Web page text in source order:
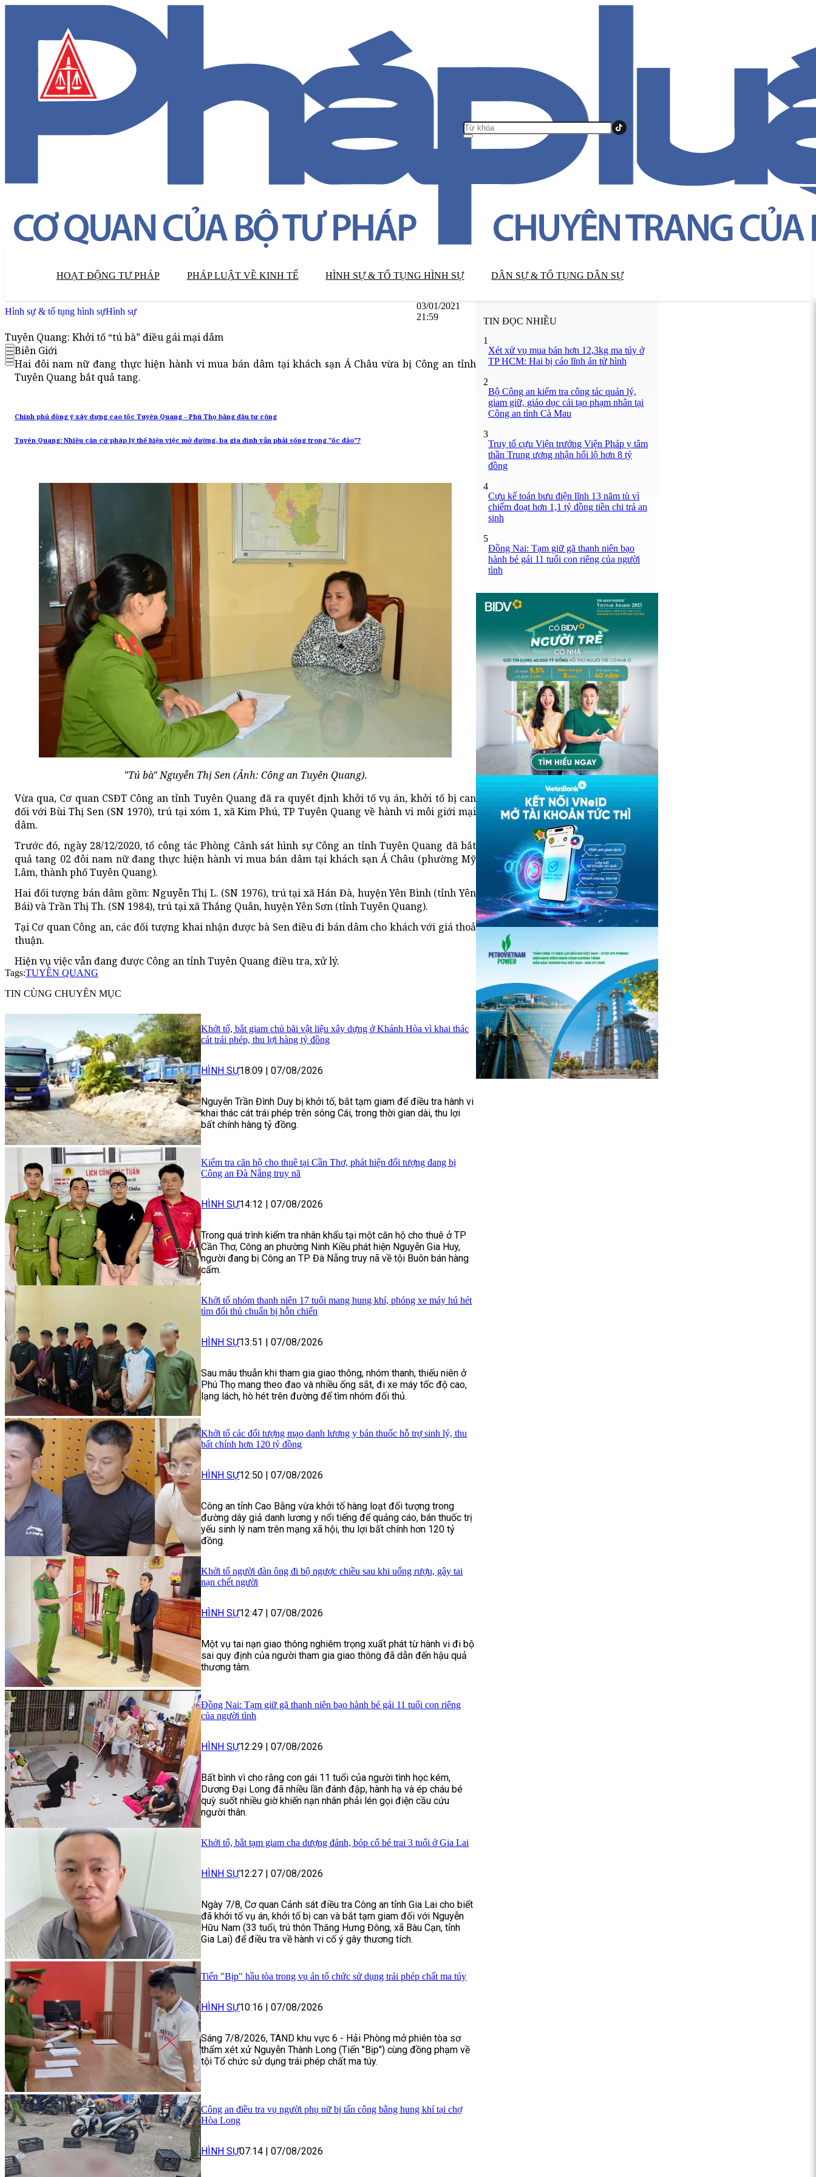
HOẠT ĐỘNG TƯ PHÁP PHÁP LUẬT VỀ KINH TẾ HÌNH SỰ & TỐ TỤNG HÌNH SỰ DÂN SỰ & TỐ TỤNG DÂN SỰ
Hình sự & tố tụng hình sựHình sự
03/01/2021
21:59
Tuyên Quang: Khởi tố “tú bà” điều gái mại dâm
Biên Giới
Hai đôi nam nữ đang thực hiện hành vi mua bán dâm tại khách sạn Á Châu vừa bị Công an tỉnh
Tuyên Quang bắt quả tang.
Chính phủ đồng ý xây dựng cao tốc Tuyên Quang – Phú Thọ bằng đầu tư công
Tuyên Quang: Nhiều căn cứ pháp lý thể hiện việc mở đường, ba gia đình vẫn phải sống trong "ốc đảo"?
"Tú bà" Nguyễn Thị Sen (Ảnh: Công an Tuyên Quang).
Vừa qua, Cơ quan CSĐT Công an tỉnh Tuyên Quang đã ra quyết định khởi tố vụ án, khởi tố bị can
đối với Bùi Thị Sen (SN 1970), trú tại xóm 1, xã Kim Phú, TP Tuyên Quang về hành vi môi giới mại
dâm.
Trước đó, ngày 28/12/2020, tổ công tác Phòng Cảnh sát hình sự Công an tỉnh Tuyên Quang đã bắt
quả tang 02 đôi nam nữ đang thực hiện hành vi mua bán dâm tại khách sạn Á Châu (phường Mỹ
Lâm, thành phố Tuyên Quang).
Hai đối tượng bán dâm gồm: Nguyễn Thị L. (SN 1976), trú tại xã Hán Đà, huyện Yên Bình (tỉnh Yên
Bái) và Trần Thị Th. (SN 1984), trú tại xã Thắng Quân, huyện Yên Sơn (tỉnh Tuyên Quang).
Tại Cơ quan Công an, các đối tượng khai nhận được bà Sen điều đi bán dâm cho khách với giá thoả
thuận.
Hiện vụ việc vẫn đang được Công an tỉnh Tuyên Quang điều tra, xử lý.
Tags:TUYÊN QUANG
TIN CÙNG CHUYÊN MỤC
Khởi tố, bắt giam chủ bãi vật liệu xây dựng ở Khánh Hòa vì khai thác
cát trái phép, thu lợi hàng tỷ đồng
HÌNH SỰ18:09 07/08/2026
Nguyễn Trần Đình Duy bị khởi tố, bắt tạm giam để điều tra hành vi
khai thác cát trái phép trên sông Cái, trong thời gian dài, thu lợi
bất chính hàng tỷ đồng.
Kiểm tra căn hộ cho thuê tại Cần Thơ, phát hiện đối tượng đang bị
Công an Đà Nẵng truy nã
HÌNH SỰ14:12 | 07/08/2026
Trong quá trình kiểm tra nhân khẩu tại một căn hộ cho thuê ở TP
Cần Thơ, Công an phường Ninh Kiều phát hiện Nguyễn Gia Huy,
người đang bị Công an TP Đà Nẵng truy nã về tội Buôn bán hàng
cấm.
Khởi tố nhóm thanh niên 17 tuổi mang hung khí, phóng xe máy hú hét
tìm đối thủ chuẩn bị hỗn chiến
HÌNH SỰ13:51 | 07/08/2026
Sau mâu thuẫn khi tham gia giao thông, nhóm thanh, thiếu niên ở
Phú Thọ mang theo đao và nhiều ống sắt, đi xe máy tốc độ cao,
lạng lách, hò hét trên đường để tìm nhóm đối thủ.
Khởi tố các đối tượng mạo danh lương y bán thuốc hỗ trợ sinh lý, thu
bất chính hơn 120 tỷ đồng
HÌNH SỰ12:50 07/08/2026
Công an tỉnh Cao Bằng vừa khởi tố hàng loạt đối tượng trong
đường dây giả danh lương y nổi tiếng để quảng cáo, bán thuốc trị
yếu sinh lý nam trên mạng xã hội, thu lợi bất chính hơn 120 tỷ
đồng.
Khởi tố người đàn ông đi bộ ngược chiều sau khi uống rượu, gây tai
nạn chết người
HÌNH SỰ12:47 07/08/2026
Một vụ tai nạn giao thông nghiêm trọng xuất phát từ hành vi đi bộ
sai quy định của người tham gia giao thông đã dẫn đến hậu quả
thương tâm.
Đồng Nai: Tạm giữ gã thanh niên bạo hành bé gái 11 tuổi con riêng
của người tình
HÌNH SỰ12:29 | 07/08/2026
Bất bình vì cho rằng con gái 11 tuổi của người tình học kém,
Dương Đại Long đã nhiều lần đánh đập, hành hạ và ép cháu bé
quỳ suốt nhiều giờ khiến nạn nhân phải lén gọi điện cầu cứu
người thân.
Khởi tố, bắt tạm giam cha dượng đánh, bóp cổ bé trai 3 tuổi ở Gia Lai
HÌNH SỰ12:27 | 07/08/2026
Ngày 7/8, Cơ quan Cảnh sát điều tra Công an tỉnh Gia Lai cho biết
đã khởi tố vụ án, khởi tố bị can và bắt tạm giam đối với Nguyễn
Hữu Nam (33 tuổi, trú thôn Thăng Hưng Đông, xã Bàu Cạn, tỉnh
Gia Lai) để điều tra về hành vi cố ý gây thương tích.
Tiến "Bịp" hầu tòa trong vụ án tổ chức sử dụng trái phép chất ma túy
HÌNH SỰ10:16 | 07/08/2026
Sáng 7/8/2026, TAND khu vực 6 - Hải Phòng mở phiên tòa sơ
thẩm xét xử Nguyễn Thành Long (Tiến "Bịp") cùng đồng phạm về
tội Tổ chức sử dụng trái phép chất ma túy.
Công an điều tra vụ người phụ nữ bị tấn công bằng hung khí tại chợ
Hòa Long
HÌNH SỰ07:14 | 07/08/2026
TIN ĐỌC NHIỀU
1
Xét xử vụ mua bán hơn 12,3kg ma túy ở
TP HCM: Hai bị cáo lĩnh án tử hình
2
Bộ Công an kiểm tra công tác quản lý,
giam giữ, giáo dục cải tạo phạm nhân tại
Công an tỉnh Cà Mau
3
Truy tố cựu Viện trưởng Viện Pháp y tâm
thần Trung ương nhận hối lộ hơn 8 tỷ
đồng
4
Cựu kế toán bưu điện lĩnh 13 năm tù vì
chiếm đoạt hơn 1,1 tỷ đồng tiền chi trả an
sinh
5
Đồng Nai: Tạm giữ gã thanh niên bạo
hành bé gái 11 tuổi con riêng của người
tình